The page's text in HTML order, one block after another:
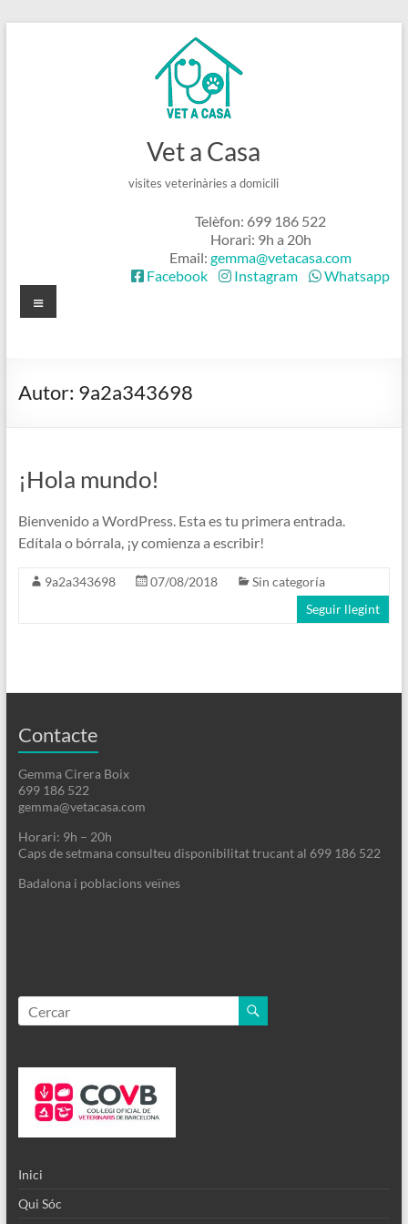
Vet a Casa
visites veterinàries a domicili
Telèfon: 699 186 522
Horari: 9h a 20h
Email:gemma@vetacasa.com
Facebook
Instagram Whatsapp
Menú
Autor: 9a2a343698
¡Hola mundo!
Bienvenido a WordPress. Esta es tu primera entrada.
Edítala o bórrala, ¡y comienza a escribir!
9a2a343698 07/08/2018
Sin categoría
Seguir llegint
Contacte
Gemma Cirera Boix
699 186 522
gemma@vetacasa.com
Horari: 9h – 20h
Caps de setmana consulteu disponibilitat trucant al 699 186 522
Badalona i poblacions veïnes
Inici
Qui Sóc